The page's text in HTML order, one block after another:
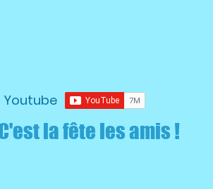
Youtube
la fête les amis !